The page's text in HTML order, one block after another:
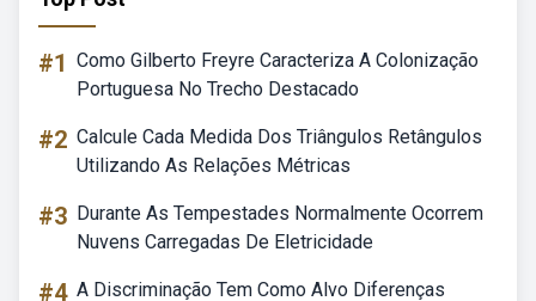
#1 Como Gilberto Freyre Caracteriza A Colonização
Portuguesa No Trecho Destacado
#2 Calcule Cada Medida Dos Triângulos Retângulos
Utilizando As Relações Métricas
#3 Durante As Tempestades Normalmente Ocorrem
Nuvens Carregadas De Eletricidade
#4 A Discriminação Tem Como Alvo Diferenças